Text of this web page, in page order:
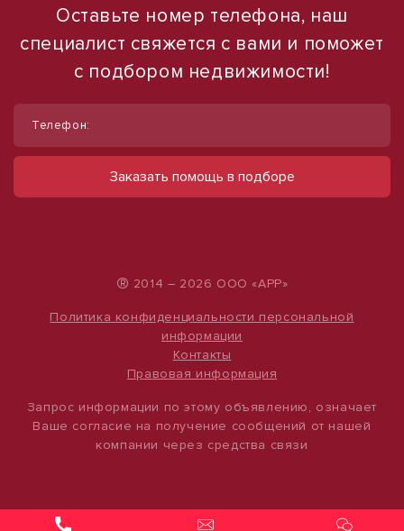
Сдаю торговое помещение, 554 м²
Оставьте номер телефона, наш
специалист свяжется с вами и поможет
с подбором недвижимости!
Телефон:
Заказать помощь в подборе
® 2014 – 2026 ООО «АРР»
Политика конфиденциальности персональной
информации
Контакты
Правовая информация
Запрос информации по этому объявлению, означает
Ваше согласие на получение сообщений от нашей
компании через средства связи